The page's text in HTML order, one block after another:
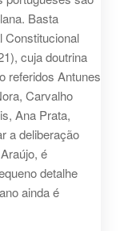
Basta
Constitucional
cuja doutrina
referidos Antunes
Carvalho
Ana Prata,
a deliberação
é
detalhe
ainda é